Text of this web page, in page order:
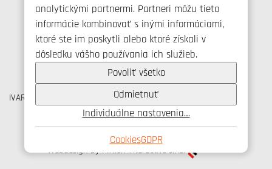
analytickými partnermi. Partneri môžu tieto
informácie kombinovať s inými informáciami,
ktoré ste im poskytli alebo ktoré získali v
dôsledku vášho používania ich služieb.
Povoliť všetko
Odmietnuť
Individuálne nastavenia…
CookiesGDPR
+421 346 214 431
info@ivarsk.sk
Ochrana osobných údajov
Cookies
IVAR CS spol. s r.o., Velvarská 9, Podhořany, 277 51 Nelahozeves
IČO: 45276935 DIČ: CZ45276935
Webdesign by Minion Interactive s.r.o.